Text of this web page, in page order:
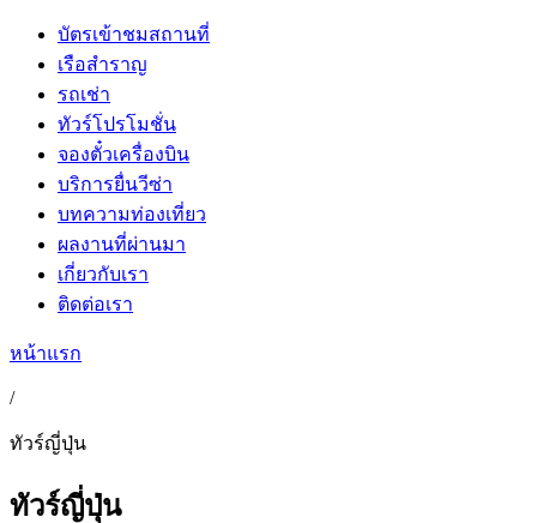
บัตรเข้าชมสถานที่
เรือสำราญ
รถเช่า
ทัวร์โปรโมชั่น
จองตั๋วเครื่องบิน
บริการยื่นวีซ่า
บทความท่องเที่ยว
ผลงานที่ผ่านมา
เกี่ยวกับเรา
ติดต่อเรา
หน้าแรก
/
ทัวร์ญี่ปุ่น
ทัวร์ญี่ปุ่น